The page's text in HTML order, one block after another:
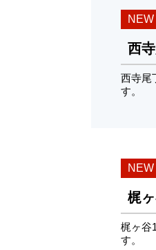
NEW
西
西寺尾
す。
NEW
梶
梶ヶ谷
す。